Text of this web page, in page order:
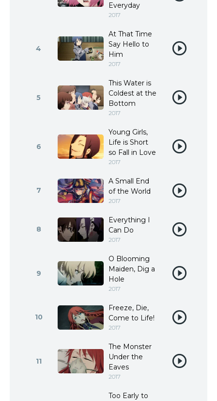
Everyday
2017
4
At That Time
Say Hello to
Him
2017
5
This Water is
Coldest at the
Bottom
2017
6
Young Girls,
Life is Short
so Fall in Love
2017
7
A Small End
of the World
2017
8
Everything I
Can Do
2017
9
O Blooming
Maiden, Dig a
Hole
2017
10
Freeze, Die,
Come to Life!
2017
11
The Monster
Under the
Eaves
2017
Too Early to